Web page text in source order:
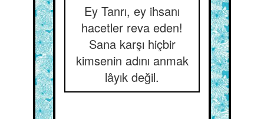
Ey Tanrı, ey ihsanı
hacetler reva eden!
Sana karşı hiçbir
kimsenin adını anmak
lâyık değil.